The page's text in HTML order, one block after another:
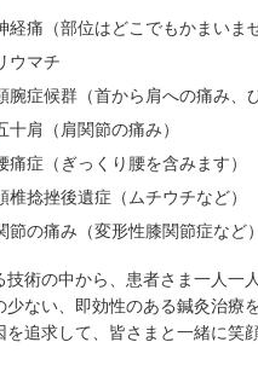
経痛（部位はどこでもかまいま
ウマチ
腕症候群（首から肩への痛み、
十肩（肩関節の痛み）
痛症（ぎっくり腰を含みます）
椎捻挫後遺症（ムチウチなど）
節の痛み（変形性膝関節症など）
技術の中から、患者さま一人一
少ない、即効性のある鍼灸治療
を追求して、皆さまと一緒に笑